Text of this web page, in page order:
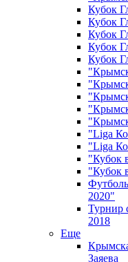
Кубок
Кубок
Кубок
Кубок
Кубок
"Liga
"Liga
"Кубок
"Кубок
2020"
Турнир
2018
Еще
Заяева